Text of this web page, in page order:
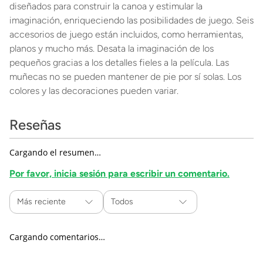
diseñados para construir la canoa y estimular la
imaginación, enriqueciendo las posibilidades de juego. Seis
accesorios de juego están incluidos, como herramientas,
planos y mucho más. Desata la imaginación de los
pequeños gracias a los detalles fieles a la película. Las
muñecas no se pueden mantener de pie por sí solas. Los
colores y las decoraciones pueden variar.
Reseñas
Cargando el resumen…
Por favor, inicia sesión para escribir un comentario.
Más reciente Todos
Cargando comentarios…